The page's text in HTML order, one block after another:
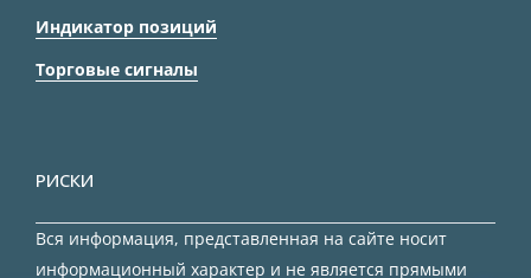
Индикатор позиций
Торговые сигналы
РИСКИ
Вся информация, представленная на сайте носит
информационный характер и не является прямыми